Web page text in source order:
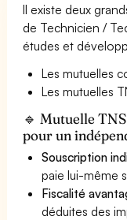
Il existe deux
de Technicien /
études et
Les mutuelles
Les mutuelles
🔹 Mutuelle
pour un
Souscription
paie lui-même
Fiscalité
déduites des